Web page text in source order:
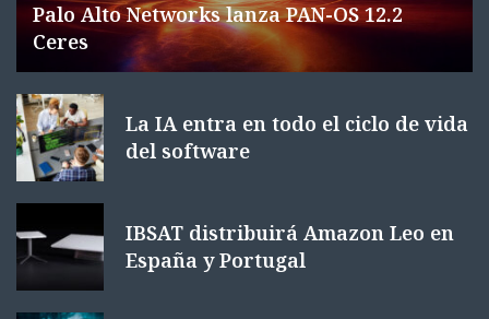
Palo Alto Networks lanza PAN-OS 12.2
Ceres
La IA entra en todo el ciclo de vida
del software
IBSAT distribuirá Amazon Leo en
España y Portugal